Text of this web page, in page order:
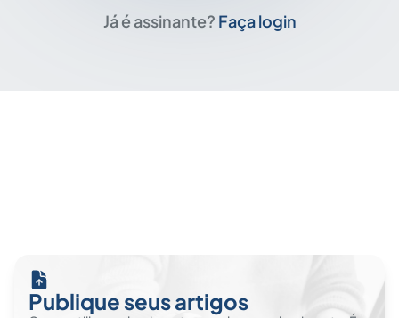
Já é assinante? Faça login
Publique seus artigos